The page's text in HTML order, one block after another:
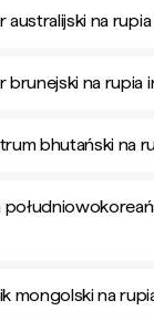
na
brunejski na rupia
bhutański na
mongolski na